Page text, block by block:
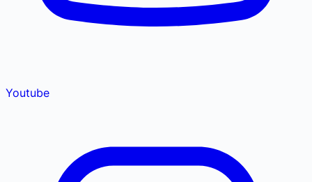
Youtube